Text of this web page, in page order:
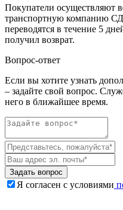
Покупатели осуществляют
транспортную компанию
переводятся в течение 5
получил возврат.
Вопрос-ответ
Если вы хотите узнать
– задайте свой вопрос.
него в ближайшее время.
Задать вопрос
Я согласен с условиями